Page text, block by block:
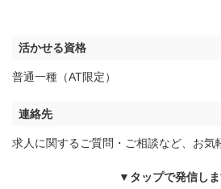
活かせる資格
普通一種（AT限定）
連絡先
求人に関するご質問・ご相談など、お気
▼タップで発信し